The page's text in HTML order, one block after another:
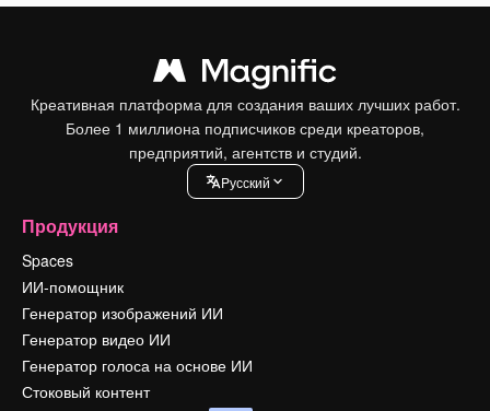
Креативная платформа для создания ваших лучших работ.
Более 1 миллиона подписчиков среди креаторов,
предприятий, агентств и студий.
Pусский
Продукция
Spaces
ИИ-помощник
Генератор изображений ИИ
Генератор видео ИИ
Генератор голоса на основе ИИ
Стоковый контент